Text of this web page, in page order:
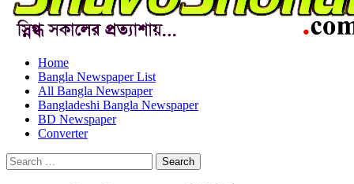
Home
Bangla Newspaper List
All Bangla Newspaper
Bangladeshi Bangla Newspaper
BD Newspaper
Converter
Search
for: